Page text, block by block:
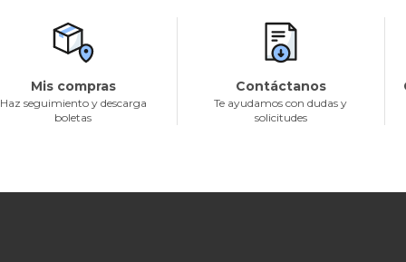
Mis compras
Haz seguimiento y descarga
boletas
Contáctanos
Te ayudamos con dudas y
solicitudes